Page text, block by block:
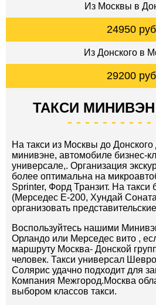
Из Москвы в
24950 руб
Из Донского в
29200 руб
ТАКСИ
На такси из Москвы до
минивэне, автомобиле бизнес-
универсале,. Организация
более оптимальна на
Sprinter, Форд Транзит. На такси
(Мерседес Е-200, Хундай
организовать
Воспользуйтесь нашими
Орландо или Мерседес вито ,
маршруту Москва- Донской
человек. Такси универсал
Солярис удачно подходит для
Компания Межгород.Москва
выбором классов такси.